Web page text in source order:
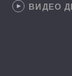
ВИДЕО